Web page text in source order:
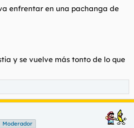
enfrentar en una pachanga de
y se vuelve más tonto de lo que
Moderador